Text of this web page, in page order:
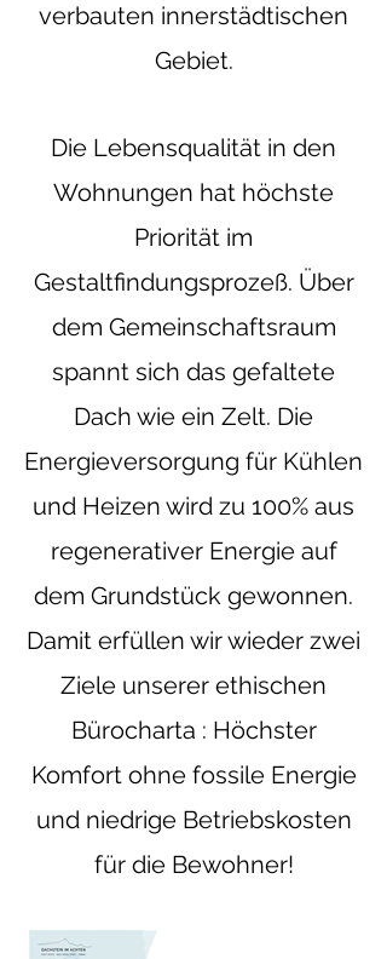
verbauten innerstädtischen
Gebiet.
Die Lebensqualität in den
Wohnungen hat höchste
Priorität im
Gestaltfindungsprozeß. Über
dem Gemeinschaftsraum
spannt sich das gefaltete
Dach wie ein Zelt. Die
Energieversorgung für Kühlen
und Heizen wird zu 100% aus
regenerativer Energie auf
dem Grundstück gewonnen.
Damit erfüllen wir wieder zwei
Ziele unserer ethischen
Bürocharta : Höchster
Komfort ohne fossile Energie
und niedrige Betriebskosten
für die Bewohner!